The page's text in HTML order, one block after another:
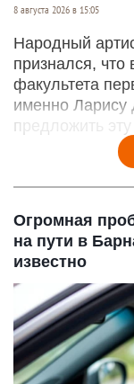
8 августа 2026 в 15:05
Народный
признался, что
факультета
именно Ларису
предложить
Огромная
на пути в
известно